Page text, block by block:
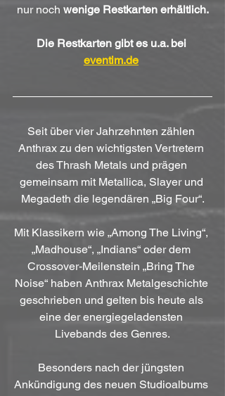
nur noch wenige Restkarten erhältlich.
Die Restkarten gibt es u.a. bei
eventim.de
Seit über vier Jahrzehnten zählen
Anthrax zu den wichtigsten Vertretern
des Thrash Metals und prägen
gemeinsam mit Metallica, Slayer und
Megadeth die legendären „Big Four“.
Mit Klassikern wie „Among The Living“,
„Madhouse“, „Indians“ oder dem
Crossover-Meilenstein „Bring The
Noise“ haben Anthrax Metalgeschichte
geschrieben und gelten bis heute als
eine der energiegeladensten
Livebands des Genres.
Besonders nach der jüngsten
Ankündigung des neuen Studioalbums